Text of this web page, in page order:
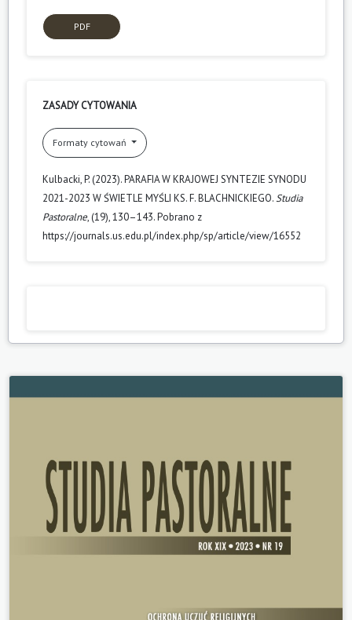
PDF
ZASADY CYTOWANIA
Formaty cytowań
Kulbacki, P. (2023). PARAFIA W KRAJOWEJ SYNTEZIE SYNODU
2021-2023 W ŚWIETLE MYŚLI KS. F. BLACHNICKIEGO.Studia
Pastoralne, (19), 130–143. Pobrano z
https://journals.us.edu.pl/index.php/sp/article/view/16552